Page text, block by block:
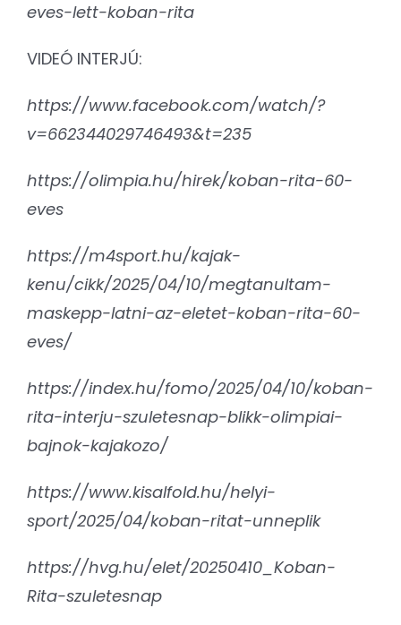
eves-lett-koban-rita
VIDEÓ INTERJÚ:
https://www.facebook.com/watch/?
v=662344029746493&t=235
https://olimpia.hu/hirek/koban-rita-60-
eves
https://m4sport.hu/kajak-
kenu/cikk/2025/04/10/megtanultam-
maskepp-latni-az-eletet-koban-rita-60-
eves/
https://index.hu/fomo/2025/04/10/koban-
rita-interju-szuletesnap-blikk-olimpiai-
bajnok-kajakozo/
https://www.kisalfold.hu/helyi-
sport/2025/04/koban-ritat-unneplik
https://hvg.hu/elet/20250410_Koban-
Rita-szuletesnap